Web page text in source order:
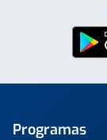
Programas